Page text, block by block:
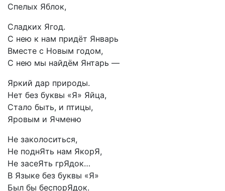
Спелых Яблок,
Сладких Ягод.
С нею к нам придёт Январь
Вместе с Новым годом,
С нею мы найдём Янтарь —
Яркий дар природы.
Нет без буквы «Я» Яйца,
Стало быть, и птицы,
Яровым и Ячменю
Не заколоситься,
Не поднЯть нам ЯкорЯ,
Не засеЯть грЯдок…
В Языке без буквы «Я»
Был бы беспорЯдок.